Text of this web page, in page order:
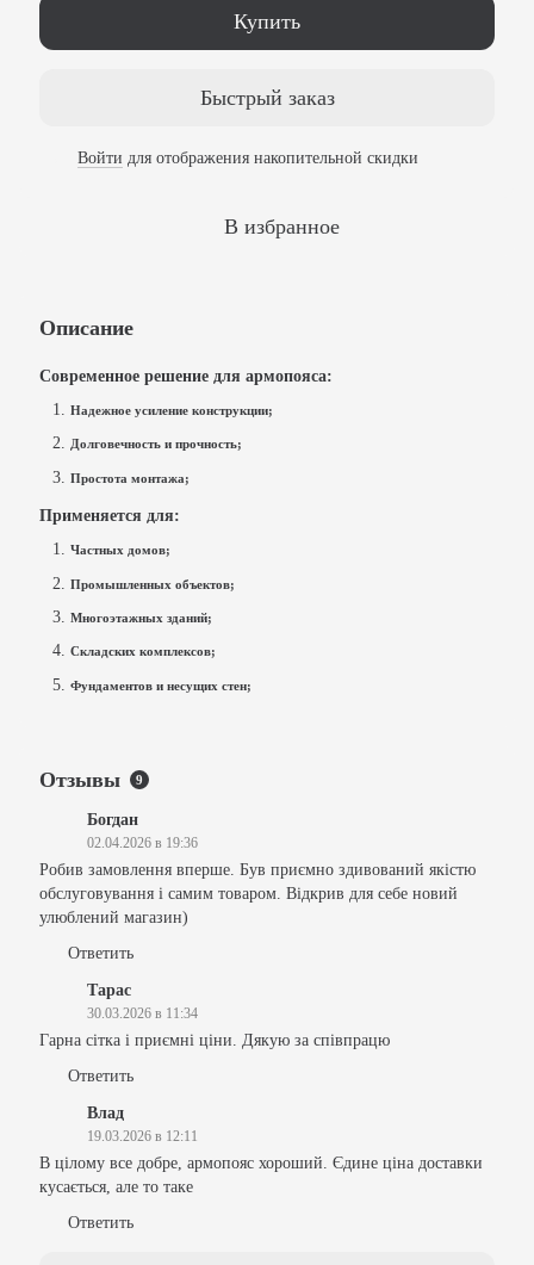
Купить
Быстрый заказ
Войти для отображения накопительной скидки
В избранное
Описание
Современное решение для армопояса:
Надежное усиление конструкции;
Долговечность и прочность;
Простота монтажа;
Применяется для:
Частных домов;
Промышленных объектов;
Многоэтажных зданий;
Складских комплексов;
Фундаментов и несущих стен;
Отзывы 9
Богдан
02.04.2026 в 19:36
Робив замовлення вперше. Був приємно здивований якістю
обслуговування і самим товаром. Відкрив для себе новий
улюблений магазин)
Ответить
Тарас
30.03.2026 в 11:34
Гарна сітка і приємні ціни. Дякую за співпрацю
Ответить
Влад
19.03.2026 в 12:11
В цілому все добре, армопояс хороший. Єдине ціна доставки
кусається, але то таке
Ответить